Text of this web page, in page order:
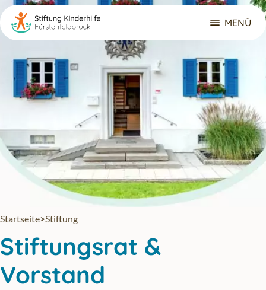
Zum Hauptinhalt springen
MENÜ
Startseite>Stiftung
Stiftungsrat &
Vorstand